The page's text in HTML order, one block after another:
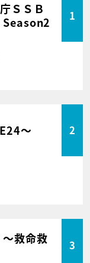
ＳＳＢ
Season2
1
～ 2
救命救
3